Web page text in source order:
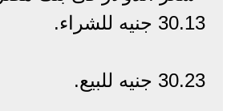
30.13 جنيه للشراء.
30.23 جنيه للبيع.